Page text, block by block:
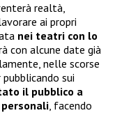
realtà,
ai propri
nei teatri con lo
con alcune date già
nelle scorse
sui
il pubblico a
, facendo